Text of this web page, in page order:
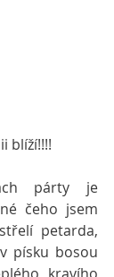
blíží!!!!
párty je
čeho jsem
petarda,
písku bosou